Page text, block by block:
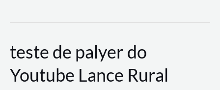
revoluciona
de
trabalho
com
teste de palyer do
Youtube Lance Rural